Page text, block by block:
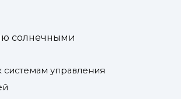
солнечными
управления